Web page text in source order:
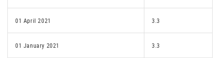
01 April 2021 3.3
01 January 2021 3.3